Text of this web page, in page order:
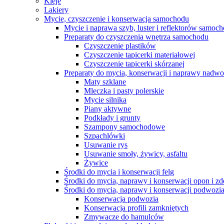
Lakiery
Mycie, czyszczenie i konserwacja samochodu
Mycie i naprawa szyb, luster i reflektorów
Preparaty do czyszczenia wnętrza samochodu
Czyszczenie plastików
Czyszczenie tapicerki materiałowej
Czyszczenie tapicerki skórzanej
Preparaty do mycia, konserwacji i naprawy
Maty szklane
Mleczka i pasty polerskie
Mycie silnika
Piany aktywne
Podkłady i grunty
Szampony samochodowe
Szpachlówki
Usuwanie rys
Usuwanie smoły, żywicy, asfaltu
Żywice
Środki do mycia i konserwacji felg
Środki do mycia, naprawy i konserwacji opon i
Środki do mycia, naprawy i konserwacji podwozia
Konserwacja podwozia
Konserwacja profili zamkniętych
Zmywacze do hamulców